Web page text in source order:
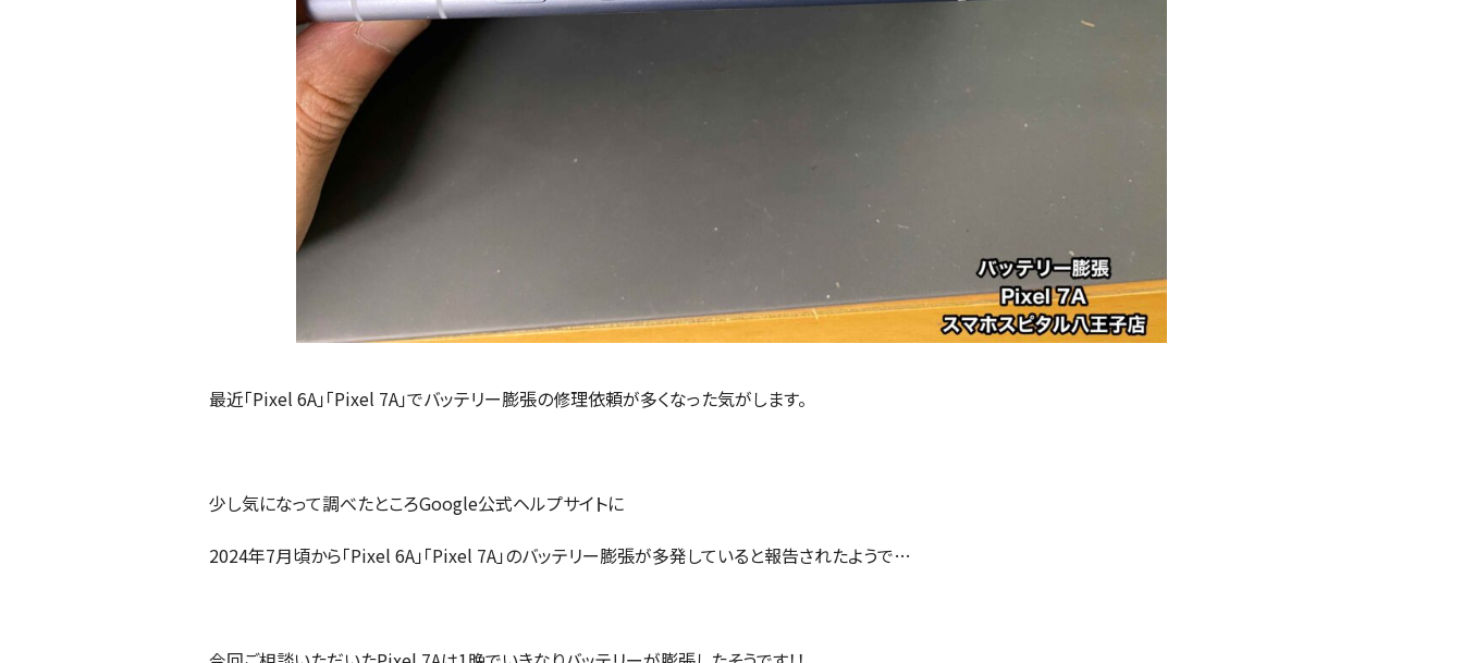
最近「Pixel 6A」「Pixel 7A」でバッテリー膨張の修理依頼が多くなった気がします。
少し気になって調べたところGoogle公式ヘルプサイトに
2024年7月頃から「Pixel 6A」「Pixel 7A」のバッテリー膨張が多発していると報告されたようで…